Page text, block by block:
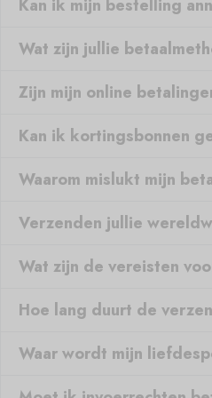
Kan ik mijn bestelling
Wat zijn jullie
Zijn mijn online
Kan ik kortingsbonnen
Waarom mislukt mijn
Verzenden jullie
Wat zijn de vereisten
Hoe lang duurt de
Waar wordt mijn